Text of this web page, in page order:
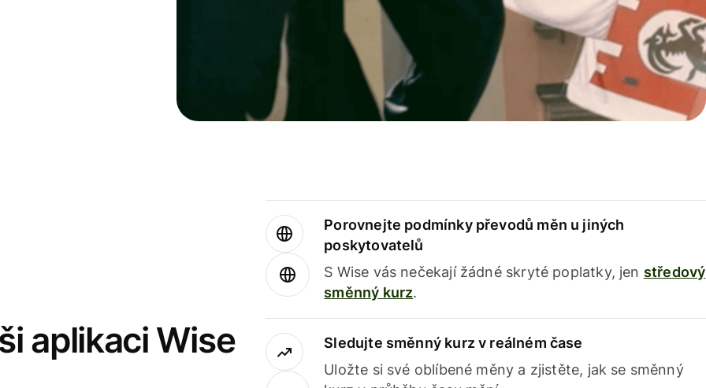
aplikaci Wise
Porovnejte podmínky převodů měn u jiných
poskytovatelů
S Wise vás nečekají žádné skryté poplatky, jen středový
směnný kurz.
Sledujte směnný kurz v reálném čase
Uložte si své oblíbené měny a zjistěte, jak se směnný